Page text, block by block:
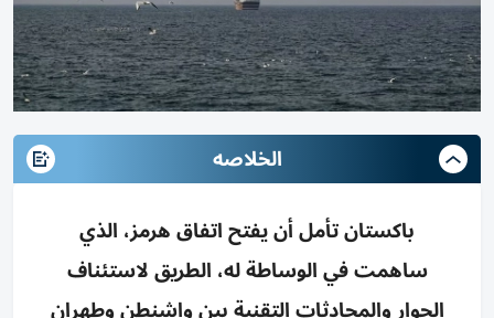
الخلاصه
باكستان تأمل أن يفتح اتفاق هرمز، الذي
ساهمت في الوساطة له، الطريق لاستئناف